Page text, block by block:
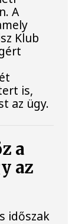
A
Klub
is,
az ügy.
a
az
időszak